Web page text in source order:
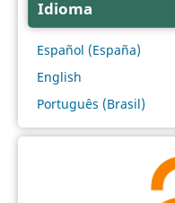
Idioma
Español (España)
English
Português (Brasil)